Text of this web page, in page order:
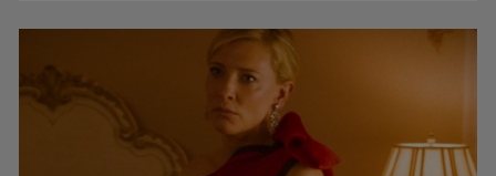
Federația SANITAS suspendă temporar greva generală din
sistemul sanitar